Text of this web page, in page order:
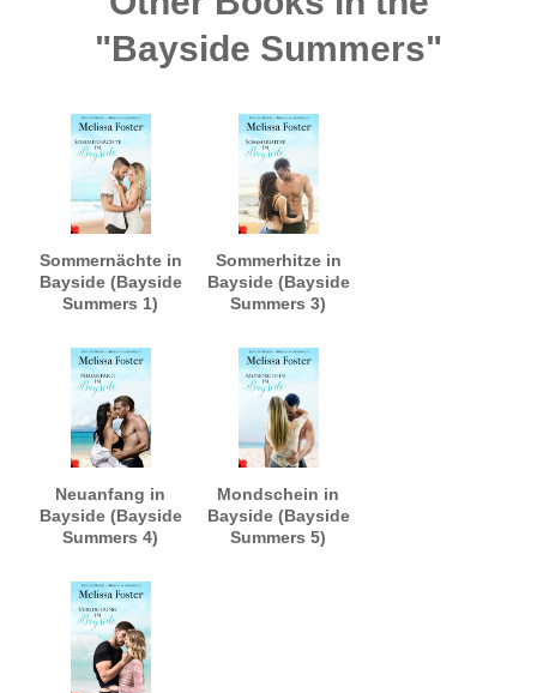
"Bayside Summers"
Sommernächte in
Bayside (Bayside
Summers 1)
Sommerhitze in
Bayside (Bayside
Summers 3)
Neuanfang in
Bayside (Bayside
Summers 4)
Mondschein in
Bayside (Bayside
Summers 5)